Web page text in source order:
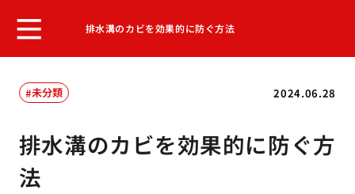
排水溝のカビを効果的に防ぐ方法
2024.06.28
未分類
排水溝のカビを効果的に防ぐ方
法